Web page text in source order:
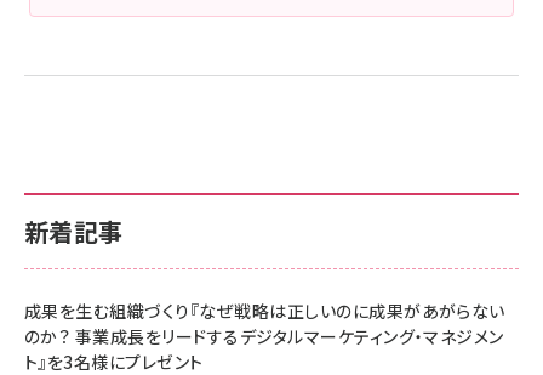
新着記事
成果を生む組織づくり『なぜ戦略は正しいのに成果があがらない
のか？ 事業成長をリードするデジタルマーケティング・マネジメン
ト』を3名様にプレゼント